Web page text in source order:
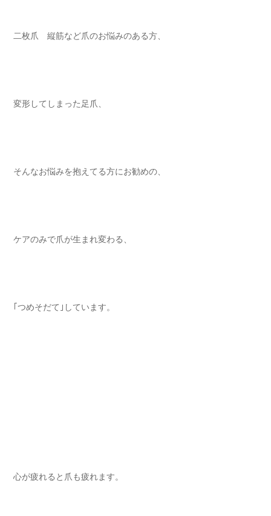
二枚爪 縦筋など爪のお悩みのある方⁡⁡⁡⁡、
変形してしまった足爪、 ⁡⁡⁡⁡
そんなお悩みを抱えてる方にお勧めの⁡、
ケアのみで爪が生まれ変わる⁡、
｢つめそだて｣しています。⁡
心が疲れると爪も疲れます⁡。